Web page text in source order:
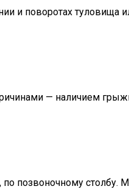
и поворотах туловища
— наличием
позвоночному столбу.